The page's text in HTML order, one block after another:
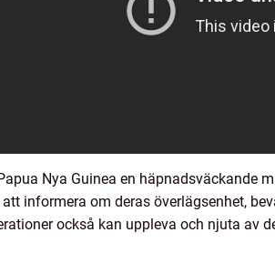
Nya Guinea en häpnadsväckande
informera om deras överlägsenhet,
också kan uppleva och njuta av